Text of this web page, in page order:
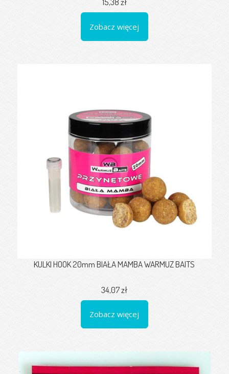
Zobacz więcej
KULKI HOOK 20mm BIAŁA MAMBA WARMUZ BAITS
34,07 zł
Zobacz więcej